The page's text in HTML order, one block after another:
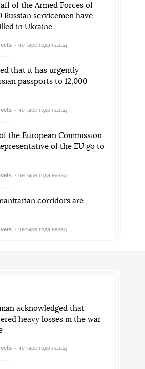
of the Armed Forces of
Russian servicemen have
in Ukraine
четыре года назад
that it has urgently
passports to 12,000
четыре года назад
the European Commission
of the EU go to
четыре года назад
corridors are
четыре года назад
acknowledged that
heavy losses in the war
четыре года назад